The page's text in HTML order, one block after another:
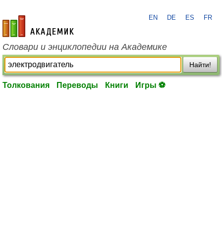
academic.ru
EN DE ES FR
Словари и энциклопедии на Академике
Найти!
Толкования Переводы Книги Игры ⚽